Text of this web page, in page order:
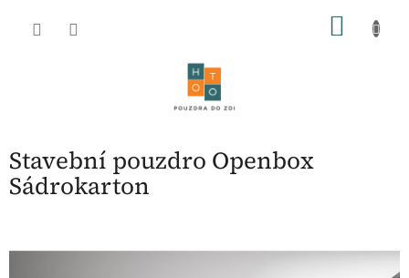
Stavební pouzdro Openbox
Sádrokarton